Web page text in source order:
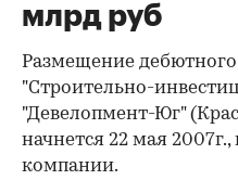
млрд руб
Размещение
"Строительно-
"Девелопмент-Юг"
начнется 22 мая
компании.